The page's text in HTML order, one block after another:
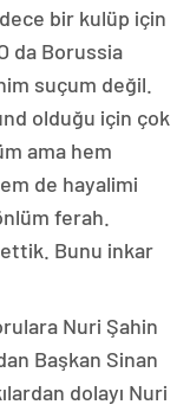
bir kulüp için
da Borussia
suçum değil.
olduğu için çok
ama hem
de hayalimi
ferah.
Bunu inkar
Nuri Şahin
Başkan Sinan
dolayı Nuri